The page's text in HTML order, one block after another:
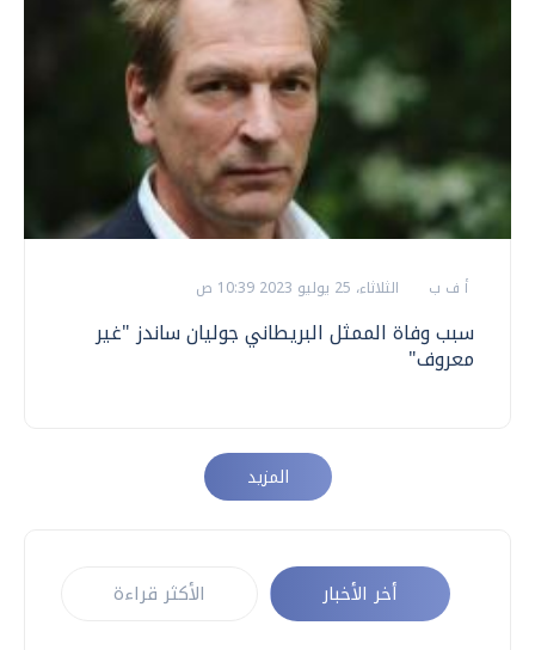
أ ف ب الثلاثاء، 25 يوليو 2023 10:39 ص
سبب وفاة الممثل البريطاني جوليان ساندز "غير
معروف"
المزيد
أخر الأخبار الأكثر قراءة